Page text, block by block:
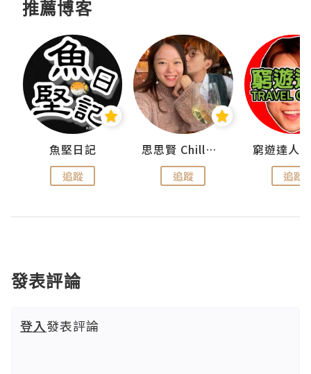
推薦博客
魚堅日記
追蹤
思思賢 ChillMyBabe
追蹤 追蹤
發表評論
登入發表評論